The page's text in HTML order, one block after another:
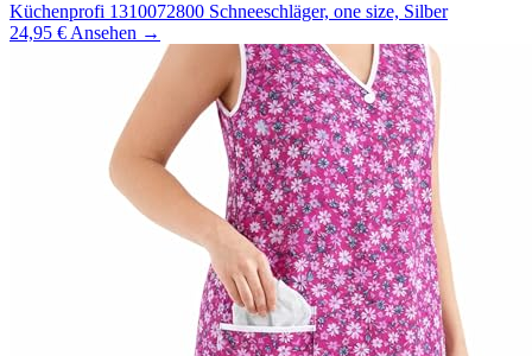
Küchenprofi 1310072800 Schneeschläger, one size, Silber
24,95 € Ansehen →